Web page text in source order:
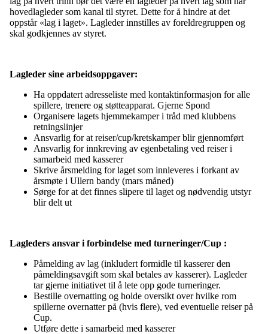
hovedlagleder som kanal til styret. Dette for å hindre at det
oppstår «lag i laget». Lagleder innstilles av foreldregruppen og
skal godkjennes av styret.
Lagleder sine arbeidsoppgaver:
Ha oppdatert adresseliste med kontaktinformasjon for alle
spillere, trenere og støtteapparat. Gjerne Spond
Organisere lagets hjemmekamper i tråd med klubbens
retningslinjer
Ansvarlig for at reiser/cup/kretskamper blir gjennomført
Ansvarlig for innkreving av egenbetaling ved reiser i
samarbeid med kasserer
Skrive årsmelding for laget som innleveres i forkant av
årsmøte i Ullern bandy (mars måned)
Sørge for at det finnes slipere til laget og nødvendig utstyr
blir delt ut
Lagleders ansvar i forbindelse med turneringer/Cup :
Påmelding av lag (inkludert formidle til kasserer den
påmeldingsavgift som skal betales av kasserer). Lagleder
tar gjerne initiativet til å lete opp gode turneringer.
Bestille overnatting og holde oversikt over hvilke rom
spillerne overnatter på (hvis flere), ved eventuelle reiser på
Cup.
Utføre dette i samarbeid med kasserer